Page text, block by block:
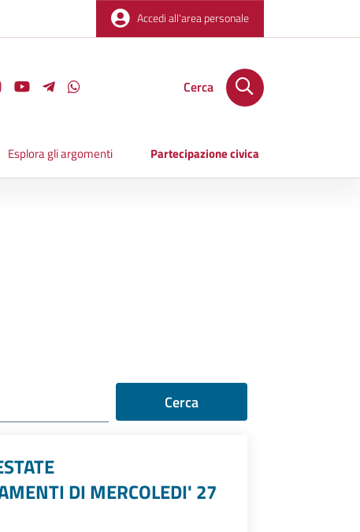
Accedi all'area personale
Cerca
Esplora gli argomenti Partecipazione civica
Cerca
DI MERCOLEDI' 27